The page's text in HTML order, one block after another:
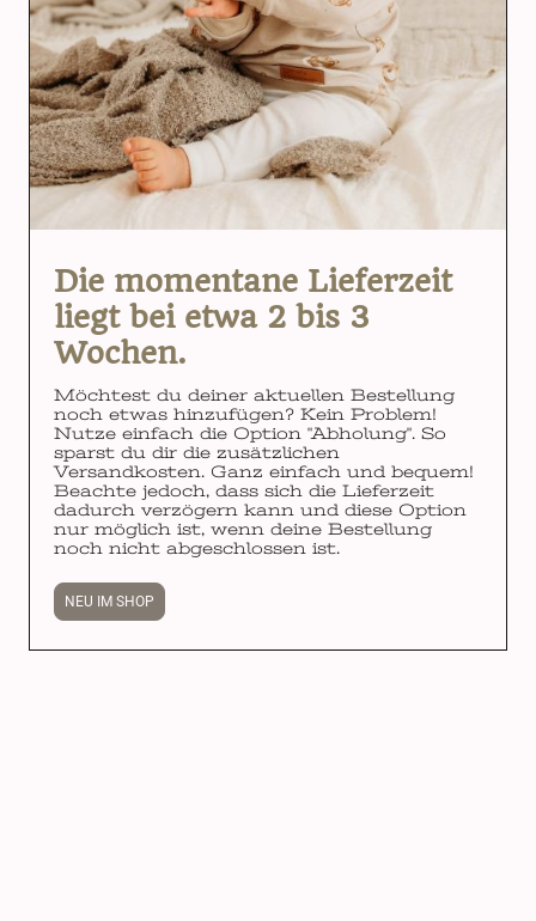
Die momentane Lieferzeit
liegt bei etwa 2 bis 3
Wochen.
Möchtest du deiner aktuellen Bestellung
noch etwas hinzufügen? Kein Problem!
Nutze einfach die Option "Abholung". So
sparst du dir die zusätzlichen
Versandkosten. Ganz einfach und bequem!
Beachte jedoch, dass sich die Lieferzeit
dadurch verzögern kann und diese Option
nur möglich ist, wenn deine Bestellung
noch nicht abgeschlossen ist.
NEU IM SHOP